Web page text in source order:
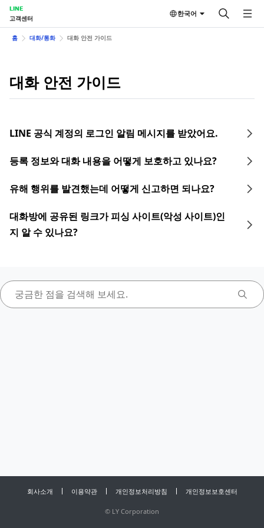
LINE
고객센터
한국어
홈 대화/통화 대화 안전 가이드
대화 안전 가이드
LINE 공식 계정의 로그인 알림 메시지를 받았어요.
등록 정보와 대화 내용을 어떻게 보호하고 있나요?
유해 행위를 발견했는데 어떻게 신고하면 되나요?
대화방에 공유된 링크가 피싱 사이트(악성 사이트)인
지 알 수 있나요?
회사소개 이용약관 개인정보처리방침 개인정보보호센터
© LY Corporation